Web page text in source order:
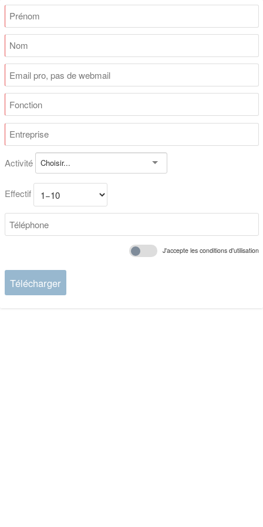
Activité Choisir...
Effectif
J'accepte les conditions d'utilisation